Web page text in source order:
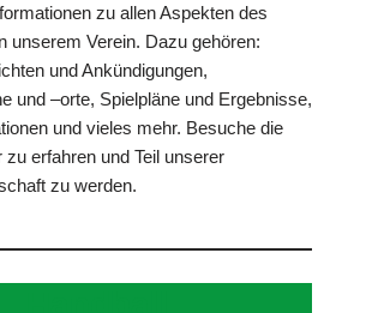
zu allen Aspekten des
unserem Verein. Dazu gehören:
und Ankündigungen,
und –orte, Spielpläne und Ergebnisse,
und vieles mehr. Besuche die
zu erfahren und Teil unserer
zu werden.